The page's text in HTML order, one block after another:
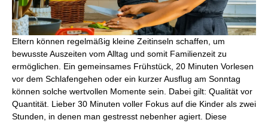
Eltern können regelmäßig kleine Zeitinseln schaffen, um
bewusste Auszeiten vom Alltag und somit Familienzeit zu
ermöglichen. Ein gemeinsames Frühstück, 20 Minuten Vorlesen
vor dem Schlafengehen oder ein kurzer Ausflug am Sonntag
können solche wertvollen Momente sein. Dabei gilt: Qualität vor
Quantität. Lieber 30 Minuten voller Fokus auf die Kinder als zwei
Stunden, in denen man gestresst nebenher agiert. Diese